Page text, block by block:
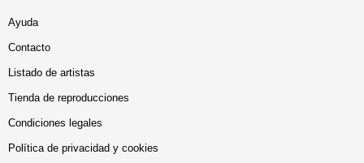
Ayuda
Contacto
Listado de artistas
Tienda de reproducciones
Condiciones legales
Política de privacidad y cookies